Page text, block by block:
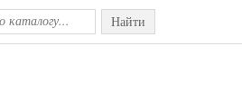
Найти